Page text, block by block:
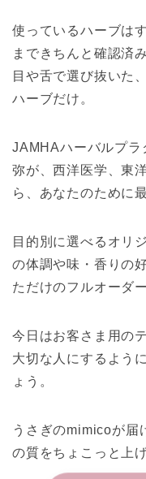
使っているハーブは
まできちんと確認済み
目や舌で選び抜いた
ハーブだけ。
JAMHAハーバルプラ
弥が、西洋医学、東
ら、あなたのために
目的別に選べるオリ
の体調や味・香りの
ただけのフルオーダ
今日はお客さま用の
大切な人にするよう
ょう。
うさぎのmimicoが届
の質をちょこっと上